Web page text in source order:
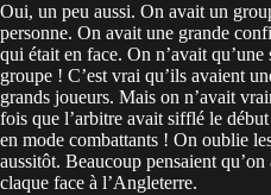
Oui, un peu aussi. On avait un
personne. On avait une grande
qui était en face. On n’avait
groupe ! C’est vrai qu’ils avaient
grands joueurs. Mais on n’avait
fois que l’arbitre avait sifflé le
en mode combattants ! On oublie
aussitôt. Beaucoup pensaient
claque face à l’Angleterre.